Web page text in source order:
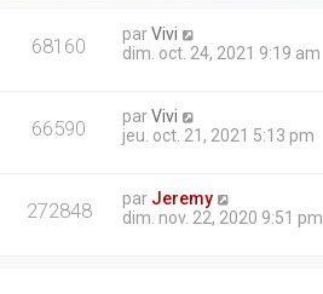
68160 parVivi
dim. oct. 24, 2021 9:19 am
66590 parVivi
jeu. oct. 21, 2021 5:13 pm
272848 par Jeremy
dim. nov. 22, 2020 9:51 pm